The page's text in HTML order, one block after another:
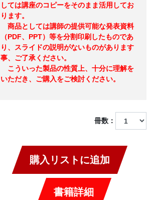
しては講座のコピーをそのまま活用してお
ります。
商品としては講師の提供可能な発表資料
（PDF、PPT）等を分割印刷したものであ
り、スライドの説明がないものがあります
事、ご了承ください。
こういった製品の性質上、十分に理解を
いただき、ご購入をご検討ください。
冊数：
購入リストに追加
書籍詳細